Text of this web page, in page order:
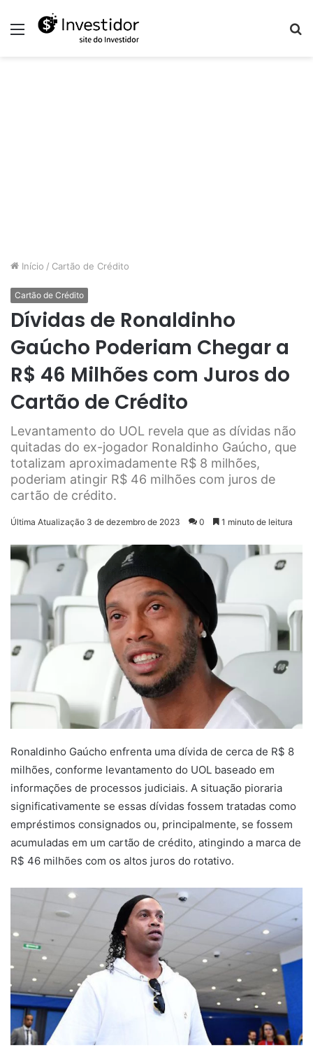
Menu
Início / Cartão de Crédito
Cartão de Crédito
Dívidas de Ronaldinho
Gaúcho Poderiam Chegar a
R$ 46 Milhões com Juros do
Cartão de Crédito
Levantamento do UOL revela que as dívidas não
quitadas do ex-jogador Ronaldinho Gaúcho, que
totalizam aproximadamente R$ 8 milhões,
poderiam atingir R$ 46 milhões com juros de
cartão de crédito.
Última Atualização 3 de dezembro de 2023 0 1 minuto de leitura
Ronaldinho Gaúcho enfrenta uma dívida de cerca de R$ 8
milhões, conforme levantamento do UOL baseado em
informações de processos judiciais. A situação pioraria
significativamente se essas dívidas fossem tratadas como
empréstimos consignados ou, principalmente, se fossem
acumuladas em um cartão de crédito, atingindo a marca de
R$ 46 milhões com os altos juros do rotativo.